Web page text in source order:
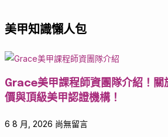
美甲知識懶人包
Grace美甲課程師資團隊介紹！
價與頂級美甲認證機構！
6 8 月, 2026 尚無留言